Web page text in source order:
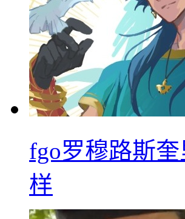
fgo罗穆路斯
样